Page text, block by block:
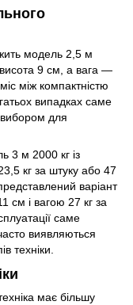
модель 2,5 м
9 см, а вага —
між компактністю
випадках саме
вибором для
3 м 2000 кг із
кг за штуку або 47
варіант
см і вагою 27 кг за
саме
виявляються
техніки.
має більшу